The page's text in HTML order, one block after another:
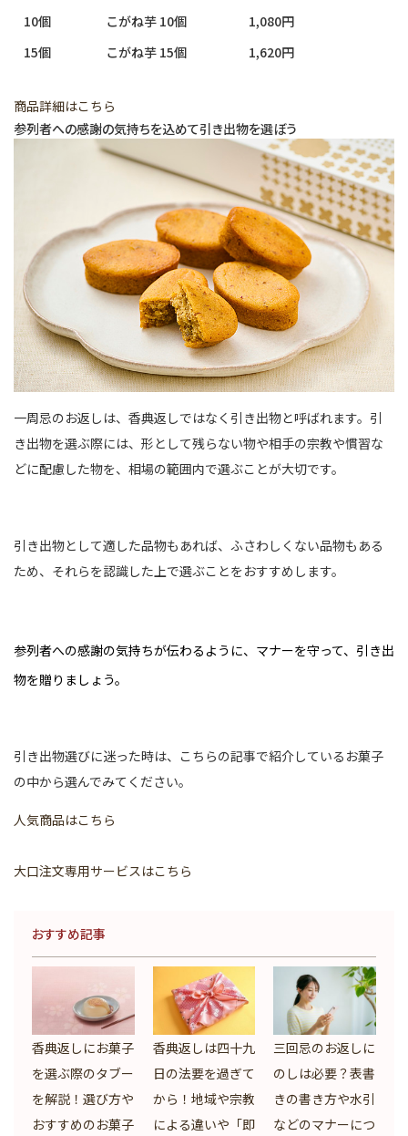
10個
こがね芋 10個
1,080円
15個
こがね芋 15個 1,620円
商品詳細はこちら
参列者への感謝の気持ちを込めて引き出物を選ぼう
一周忌のお返しは、香典返しではなく引き出物と呼ばれます。引
き出物を選ぶ際には、形として残らない物や相手の宗教や慣習な
どに配慮した物を、相場の範囲内で選ぶことが大切です。
引き出物として適した品物もあれば、ふさわしくない品物もある
ため、それらを認識した上で選ぶことをおすすめします。
参列者への感謝の気持ちが伝わるように、マナーを守って、引き出
物を贈りましょう。
引き出物選びに迷った時は、こちらの記事で紹介しているお菓子
の中から選んでみてください。
人気商品はこちら
大口注文専用サービスはこちら
おすすめ記事
香典返しにお菓子
を選ぶ際のタブー
を解説！選び方や
おすすめのお菓子
香典返しは四十九
日の法要を過ぎて
から！地域や宗教
による違いや「即
三回忌のお返しに
のしは必要？表書
きの書き方や水引
などのマナーにつ